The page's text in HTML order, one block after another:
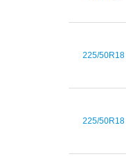
225/50R18
225/50R18